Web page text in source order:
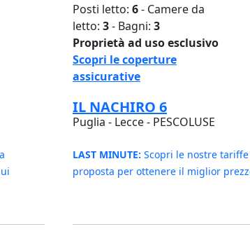
Posti letto: 6- Camere da
letto: 3- Bagni: 3
Proprietà ad uso esclusivo
Scopri le coperture
assicurative
IL NACHIRO 6
Puglia - Lecce - PESCOLUSE
LAST MINUTE: Scopri le nostre
proposta per ottenere il miglior